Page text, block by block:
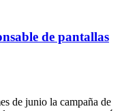
de pantallas
de junio la campaña de